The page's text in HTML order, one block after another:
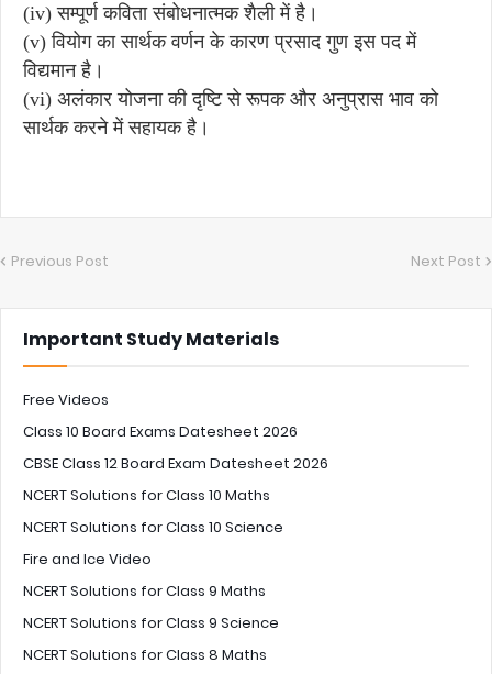
(iv) सम्पूर्ण कविता संबोधनात्मक शैली में है।
(v) वियोग का सार्थक वर्णन के कारण प्रसाद गुण इस पद में
विद्यमान है।
(vi) अलंकार योजना की दृष्टि से रूपक और अनुप्रास भाव को
सार्थक करने में सहायक है।
Previous Post Next Post
Important Study Materials
Free Videos
Class 10 Board Exams Datesheet 2026
CBSE Class 12 Board Exam Datesheet 2026
NCERT Solutions for Class 10 Maths
NCERT Solutions for Class 10 Science
Fire and Ice Video
NCERT Solutions for Class 9 Maths
NCERT Solutions for Class 9 Science
NCERT Solutions for Class 8 Maths